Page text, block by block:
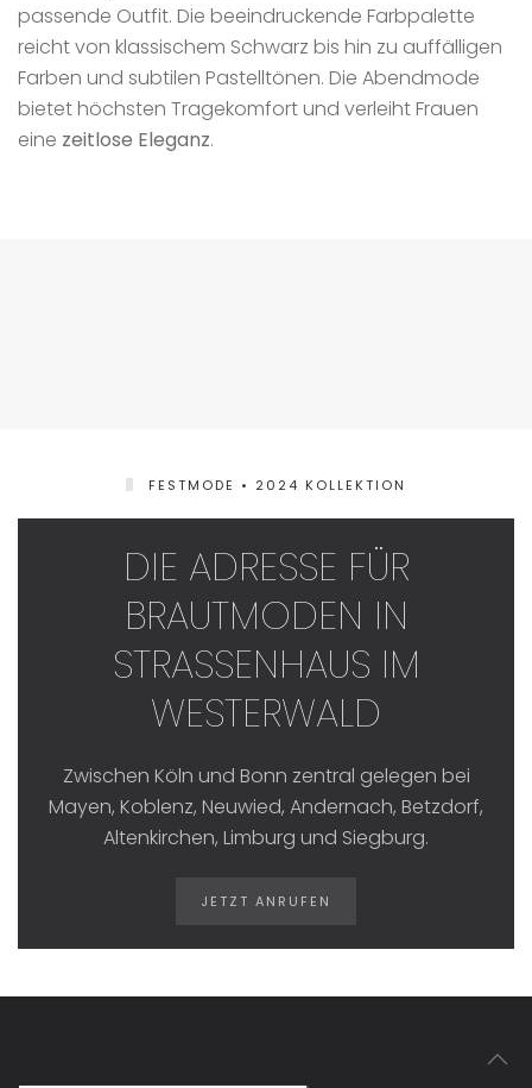
passende Outfit. Die beeindruckende Farbpalette
reicht von klassischem Schwarz bis hin zu auffälligen
Farben und subtilen Pastelltönen. Die Abendmode
bietet höchsten Tragekomfort und verleiht Frauen
eine zeitlose Eleganz.
FESTMODE • 2024 KOLLEKTION
DIE ADRESSE FÜR
BRAUTMODEN IN
STRASSENHAUS IM W
ESTERWALD
Zwischen Köln und Bonn zentral gelegen bei
Mayen, Koblenz, Neuwied, Andernach, Betzdorf,
Altenkirchen, Limburg und Siegburg.
JETZT ANRUFEN